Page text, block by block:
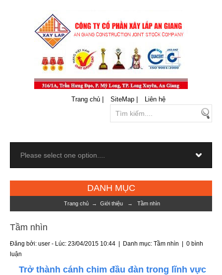
Trang chủ | SiteMap | Liên hệ
DANH MỤC
Trang chủ→ Giới thiệu→ Tầm nhìn
Tầm nhìn
Đăng bởi: user - Lúc: 23/04/2015 10:44 | Danh mục: Tầm nhìn
0 bình
luận
Trở thành cánh chim đầu đàn trong lĩnh vực